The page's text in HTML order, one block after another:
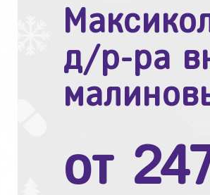
д/р-ра
от
Зодак
№10
от